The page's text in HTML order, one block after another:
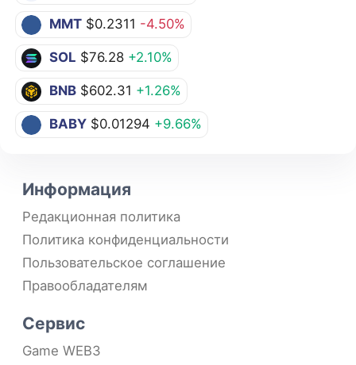
MMT $0.2311 -4.50%
SOL $76.28 +2.10%
BNB $602.31 +1.26%
BABY $0.01294 +9.66%
Информация
Редакционная политика
Политика конфиденциальности
Пользовательское соглашение
Правообладателям
Сервис
Game WEB3